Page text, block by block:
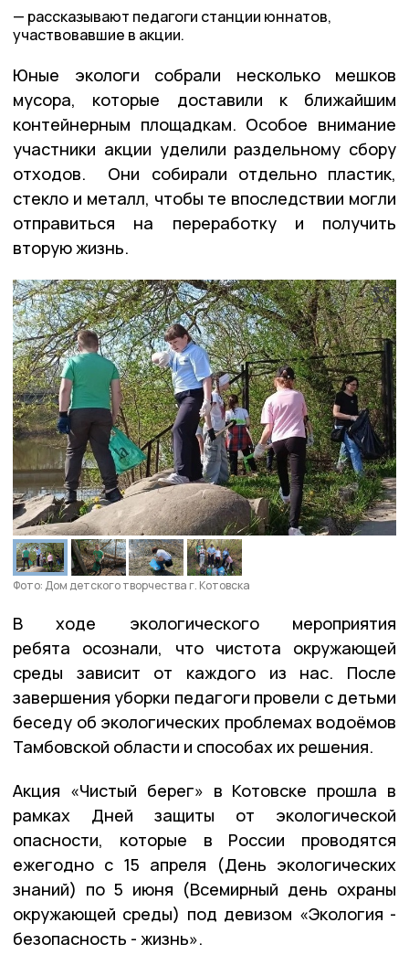
рассказывают педагоги станции юннатов,
участвовавшие в акции.
Юные экологи собрали несколько мешков
мусора, которые доставили к ближайшим
контейнерным площадкам. Особое внимание
участники акции уделили раздельному сбору
отходов. Они собирали отдельно пластик,
стекло и металл, чтобы те впоследствии могли
отправиться на переработку и получить
вторую жизнь.
Фото: Дом детского творчества г. Котовска
В ходе экологического мероприятия
ребята осознали, что чистота окружающей
среды зависит от каждого из нас. После
завершения уборки педагоги провели с детьми
беседу об экологических проблемах водоёмов
Тамбовской области и способах их решения.
Акция «Чистый берег» в Котовске прошла в
рамках Дней защиты от экологической
опасности, которые в России проводятся
ежегодно с 15 апреля (День экологических
знаний) по 5 июня (Всемирный день охраны
окружающей среды) под девизом «Экология -
безопасность - жизнь».